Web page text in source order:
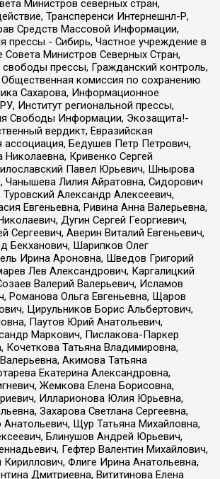
Министров северных стран,
Трансперенси Интернешнл-Р,
Средств Массовой Информации,
прессы - Сибирь, Частное учреждение в
Совета Министров Северных Стран,
прессы, Гражданский контроль,
комиссия по сохранению
Сахарова, Информационное
Институт региональной прессы,
Свободы Информации, Экозащита!-
вердикт, Евразийская
ассоциация, Бедушев Петр Петрович,
Николаевна, Кривенко Сергей
Павел Юрьевич, Шнырова
Чанышева Лилия Айратовна, Сидорович
Александр Алексеевич,
Евгеньевна, Ривина Анна Валерьевна,
Дугин Сергей Георгиевич,
Сергеевич, Аверин Виталий Евгеньевич,
Бекханович, Шарипков Олег
Ирина Ароновна, Шведов Григорий
Лев Александрович, Каргалицкий
Валерий Валерьевич, Исламов
Романова Ольга Евгеньевна, Щаров
Цирульников Борис Альбертович,
Паутов Юрий Анатольевич,
Маркович, Пислакова-Паркер
Кочеткова Татьяна Владимировна,
Акимова Татьяна
Екатерина Александровна,
Жемкова Елена Борисовна,
Илларионова Юлия Юрьевна,
Захарова Светлана Сергеевна,
Щур Татьяна Михайловна,
Блинушов Андрей Юрьевич,
Гефтер Валентин Михайлович,
Флиге Ирина Анатольевна,
Дмитриевна, Вититинова Елена